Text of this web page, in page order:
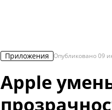
Приложения Опубликовано09
Apple